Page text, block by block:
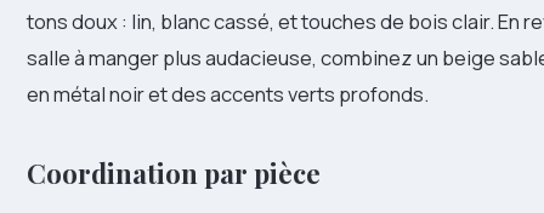
tons doux : lin, blanc cassé, et touches de bois clair. En
salle à manger plus audacieuse, combinez un beige
en métal noir et des accents verts profonds.
Coordination par pièce